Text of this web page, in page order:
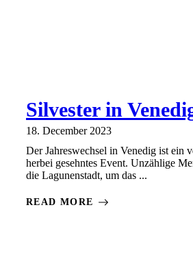
Silvester in
18. December 2023
Der Jahreswechsel in Venedig ist ein
herbei gesehntes Event. Unzählige
die Lagunenstadt, um das ...
READ MORE